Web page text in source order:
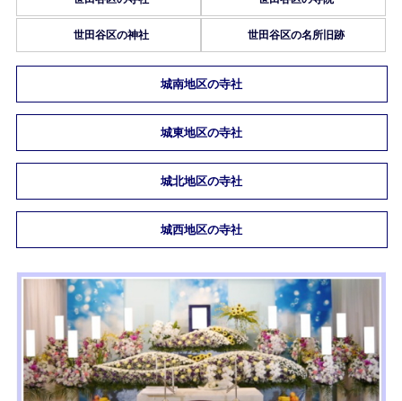
世田谷区の神社 世田谷区の名所旧跡
城南地区の寺社
城東地区の寺社
城北地区の寺社
城西地区の寺社